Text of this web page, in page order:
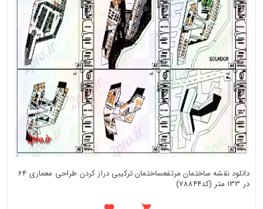
دانلود نقشه ساختمان مرتفعساختمان ترکیبی دراز کردن طراحی معماری 64
در 133 متر (کد78844)